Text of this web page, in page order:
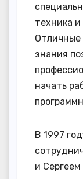
техника
Отличные
знания
начать
В 1997
и